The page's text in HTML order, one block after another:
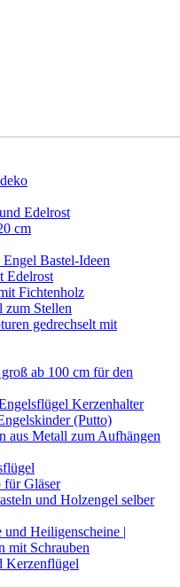
Edelrost
cm
Bastel-Ideen
Edelrost
Fichtenholz
zum Stellen
gedrechselt mit
ab 100 cm für den
Kerzenhalter
(Putto)
aus Metall zum Aufhängen
für Gläser
und Holzengel selber
und Heiligenscheine |
mit Schrauben
Kerzenflügel